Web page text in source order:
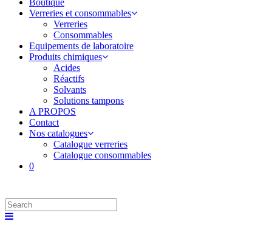
Boutique
Verreries et consommables
Verreries
Consommables
Equipements de laboratoire
Produits chimiques
Acides
Réactifs
Solvants
Solutions tampons
A PROPOS
Contact
Nos catalogues
Catalogue verreries
Catalogue consommables
0